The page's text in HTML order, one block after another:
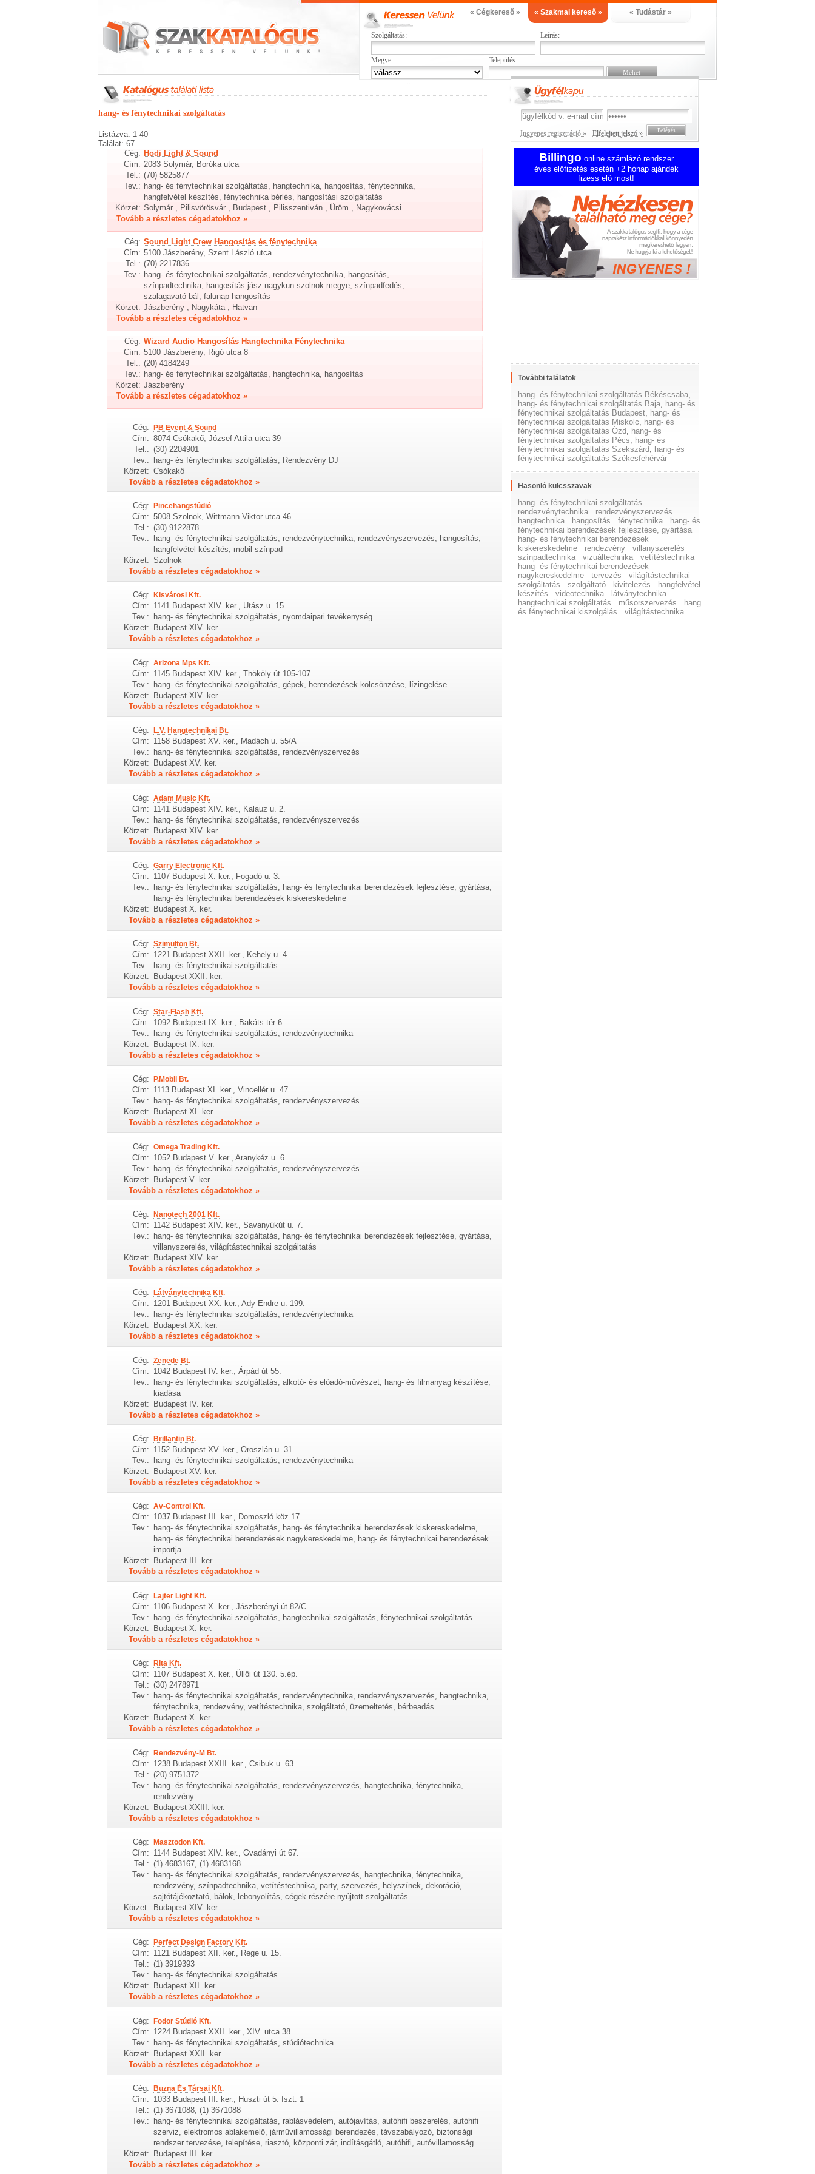
« Cégkereső » « Szakmai kereső » « Tudástár »
Szolgáltatás: Leírás:
Megye: Település:
hang- és fénytechnikai szolgáltatás
Listázva: 1-40
Találat: 67
Cég: Hodi Light & Sound
Cím: 2083 Solymár, Boróka utca
Tel.: (70) 5825877
Tev.: hang- és fénytechnikai szolgáltatás, hangtechnika, hangosítás, fénytechnika,
hangfelvétel készítés, fénytechnika bérlés, hangosítási szolgáltatás
Körzet: Solymár , Pilisvörösvár , Budapest , Pilisszentiván , Üröm , Nagykovácsi
Tovább a részletes cégadatokhoz »
Cég: Sound Light Crew Hangosítás és fénytechnika
Cím: 5100 Jászberény, Szent László utca
Tel.: (70) 2217836
Tev.: hang- és fénytechnikai szolgáltatás, rendezvénytechnika, hangosítás,
színpadtechnika, hangosítás jász nagykun szolnok megye, színpadfedés,
szalagavató bál, falunap hangosítás
Körzet: Jászberény , Nagykáta , Hatvan
Tovább a részletes cégadatokhoz »
Cég: Wizard Audio Hangosítás Hangtechnika Fénytechnika
Cím: 5100 Jászberény, Rigó utca 8
Tel.: (20) 4184249
Tev.: hang- és fénytechnikai szolgáltatás, hangtechnika, hangosítás
Körzet: Jászberény
Tovább a részletes cégadatokhoz »
Cég: PB Event & Sound
Cím: 8074 Csókakő, József Attila utca 39
Tel.: (30) 2204901
Tev.: hang- és fénytechnikai szolgáltatás, Rendezvény DJ
Körzet: Csókakő
Tovább a részletes cégadatokhoz »
Cég: Pincehangstúdió
Cím: 5008 Szolnok, Wittmann Viktor utca 46
Tel.: (30) 9122878
Tev.:
hang- és fénytechnikai szolgáltatás, rendezvénytechnika, rendezvényszervezés, hangosítás,
hangfelvétel készítés, mobil színpad
Körzet: Szolnok
Tovább a részletes cégadatokhoz »
Cég: Kisvárosi Kft.
Cím: 1141 Budapest XIV. ker., Utász u. 15.
Tev.:
hang- és fénytechnikai szolgáltatás, nyomdaipari tevékenység
Körzet:
Budapest XIV. ker.
Tovább a részletes cégadatokhoz »
Cég: Arizona Mps Kft.
Cím: 1145 Budapest XIV. ker., Thököly út 105-107.
Tev.:
hang- és fénytechnikai szolgáltatás, gépek, berendezések kölcsönzése, lízingelése
Körzet:
Budapest XIV. ker.
Tovább a részletes cégadatokhoz »
Cég: L.V. Hangtechnikai Bt.
Cím: 1158 Budapest XV. ker., Madách u. 55/A
Tev.:
hang- és fénytechnikai szolgáltatás, rendezvényszervezés
Körzet:
Budapest XV. ker.
Tovább a részletes cégadatokhoz »
Cég: Adam Music Kft.
Cím: 1141 Budapest XIV. ker., Kalauz u. 2.
Tev.: hang- és fénytechnikai szolgáltatás, rendezvényszervezés
Körzet: Budapest XIV. ker.
Tovább a részletes cégadatokhoz »
Cég: Garry Electronic Kft.
Cím: 1107 Budapest X. ker., Fogadó u. 3.
Tev.:
hang- és fénytechnikai szolgáltatás, hang- és fénytechnikai berendezések fejlesztése, gyártása,
hang- és fénytechnikai berendezések kiskereskedelme
Körzet:
Budapest X. ker.
Tovább a részletes cégadatokhoz »
Cég: Szimulton Bt.
Cím: 1221 Budapest XXII. ker., Kehely u. 4
Tev.:
hang- és fénytechnikai szolgáltatás
Körzet:
Budapest XXII. ker.
Tovább a részletes cégadatokhoz »
Cég: Star-Flash Kft.
Cím: 1092 Budapest IX. ker., Bakáts tér 6.
Tev.: hang- és fénytechnikai szolgáltatás, rendezvénytechnika
Körzet: Budapest IX. ker.
Tovább a részletes cégadatokhoz »
Cég: P.Mobil Bt.
Cím: 1113 Budapest XI. ker., Vincellér u. 47.
Tev.:
hang- és fénytechnikai szolgáltatás, rendezvényszervezés
Körzet:
Budapest XI. ker.
Tovább a részletes cégadatokhoz »
Cég: Omega Trading Kft.
Cím: 1052 Budapest V. ker., Aranykéz u. 6.
Tev.: hang- és fénytechnikai szolgáltatás, rendezvényszervezés
Körzet: Budapest V. ker.
Tovább a részletes cégadatokhoz »
Cég: Nanotech 2001 Kft.
Cím: 1142 Budapest XIV. ker., Savanyúkút u. 7.
Tev.:
hang- és fénytechnikai szolgáltatás, hang- és fénytechnikai berendezések fejlesztése, gyártása,
villanyszerelés, világítástechnikai szolgáltatás
Körzet:
Budapest XIV. ker.
Tovább a részletes cégadatokhoz »
Cég: Látványtechnika Kft.
Cím: 1201 Budapest XX. ker., Ady Endre u. 199.
Tev.:
hang- és fénytechnikai szolgáltatás, rendezvénytechnika
Körzet:
Budapest XX. ker.
Tovább a részletes cégadatokhoz »
Cég: Zenede Bt.
Cím: 1042 Budapest IV. ker., Árpád út 55.
Tev.: hang- és fénytechnikai szolgáltatás, alkotó- és előadó-művészet, hang- és filmanyag készítése,
kiadása
Körzet: Budapest IV. ker.
Tovább a részletes cégadatokhoz »
Cég: Brillantin Bt.
Cím: 1152 Budapest XV. ker., Oroszlán u. 31.
Tev.:
hang- és fénytechnikai szolgáltatás, rendezvénytechnika
Körzet:
Budapest XV. ker.
Tovább a részletes cégadatokhoz »
Cég: Av-Control Kft.
Cím: 1037 Budapest III. ker., Domoszló köz 17.
Tev.:
hang- és fénytechnikai szolgáltatás, hang- és fénytechnikai berendezések kiskereskedelme,
hang- és fénytechnikai berendezések nagykereskedelme, hang- és fénytechnikai berendezések
importja
Körzet:
Budapest III. ker.
Tovább a részletes cégadatokhoz »
Cég: Lajter Light Kft.
Cím: 1106 Budapest X. ker., Jászberényi út 82/C.
Tev.:
hang- és fénytechnikai szolgáltatás, hangtechnikai szolgáltatás, fénytechnikai szolgáltatás
Körzet:
Budapest X. ker.
Tovább a részletes cégadatokhoz »
Cég: Rita Kft.
Cím: 1107 Budapest X. ker., Üllői út 130. 5.ép.
Tel.: (30) 2478971
Tev.:
hang- és fénytechnikai szolgáltatás, rendezvénytechnika, rendezvényszervezés, hangtechnika,
fénytechnika, rendezvény, vetítéstechnika, szolgáltató, üzemeltetés, bérbeadás
Körzet:
Budapest X. ker.
Tovább a részletes cégadatokhoz »
Cég: Rendezvény-M Bt.
Cím: 1238 Budapest XXIII. ker., Csibuk u. 63.
Tel.: (20) 9751372
Tev.: hang- és fénytechnikai szolgáltatás, rendezvényszervezés, hangtechnika, fénytechnika,
rendezvény
Körzet: Budapest XXIII. ker.
Tovább a részletes cégadatokhoz »
Cég: Masztodon Kft.
Cím: 1144 Budapest XIV. ker., Gvadányi út 67.
Tel.: (1) 4683167, (1) 4683168
Tev.:
hang- és fénytechnikai szolgáltatás, rendezvényszervezés, hangtechnika, fénytechnika,
rendezvény, színpadtechnika, vetítéstechnika, party, szervezés, helyszínek, dekoráció,
sajtótájékoztató, bálok, lebonyolítás, cégek részére nyújtott szolgáltatás
Körzet:
Budapest XIV. ker.
Tovább a részletes cégadatokhoz »
Cég: Perfect Design Factory Kft.
Cím: 1121 Budapest XII. ker., Rege u. 15.
Tel.: (1) 3919393
Tev.:
hang- és fénytechnikai szolgáltatás
Körzet:
Budapest XII. ker.
Tovább a részletes cégadatokhoz »
Cég: Fodor Stúdió Kft.
Cím: 1224 Budapest XXII. ker., XIV. utca 38.
Tev.:
hang- és fénytechnikai szolgáltatás, stúdiótechnika
Körzet:
Budapest XXII. ker.
Tovább a részletes cégadatokhoz »
Cég: Buzna És Társai Kft.
Cím: 1033 Budapest III. ker., Huszti út 5. fszt. 1
Tel.: (1) 3671088, (1) 3671088
Tev.:
hang- és fénytechnikai szolgáltatás, rablásvédelem, autójavítás, autóhifi beszerelés, autóhifi
szerviz, elektromos ablakemelő, járművillamossági berendezés, távszabályozó, biztonsági
rendszer tervezése, telepítése, riasztó, központi zár, indításgátló, autóhifi, autóvillamosság
Körzet:
Budapest III. ker.
Tovább a részletes cégadatokhoz »
Ingyenes regisztráció » Elfelejtett jelszó »
Billingo online számlázó rendszer
éves előfizetés esetén +2 hónap ajándék
fizess elő most!
További találatok
hang- és fénytechnikai szolgáltatás Békéscsaba,
hang- és fénytechnikai szolgáltatás Baja, hang- és
fénytechnikai szolgáltatás Budapest, hang- és
fénytechnikai szolgáltatás Miskolc, hang- és
fénytechnikai szolgáltatás Ózd, hang- és
fénytechnikai szolgáltatás Pécs, hang- és
fénytechnikai szolgáltatás Szekszárd, hang- és
fénytechnikai szolgáltatás Székesfehérvár
Hasonló kulcsszavak
hang- és fénytechnikai szolgáltatás
rendezvénytechnika
rendezvényszervezés
hangtechnika
hangosítás fénytechnika
hang- és
fénytechnikai berendezések fejlesztése, gyártása
hang- és fénytechnikai berendezések
kiskereskedelme
rendezvény
villanyszerelés
színpadtechnika
vizuáltechnika
vetítéstechnika
hang- és fénytechnikai berendezések
nagykereskedelme
tervezés
világítástechnikai
szolgáltatás
szolgáltató kivitelezés
hangfelvétel
készítés
videotechnika
látványtechnika
hangtechnikai szolgáltatás
műsorszervezés
hang
és fénytechnikai kiszolgálás
világítástechnika